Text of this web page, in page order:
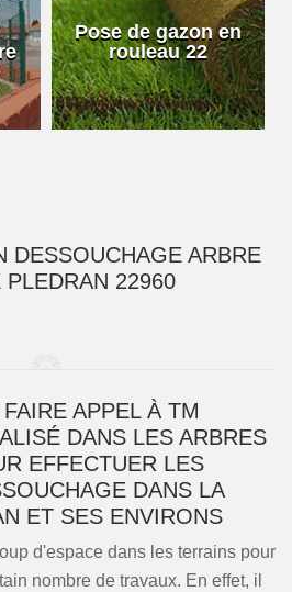
Pose de gazon en
rouleau 22
DESSOUCHAGE ARBRE
PLEDRAN 22960
APPEL À TM
DANS LES ARBRES
EFFECTUER LES
DANS LA
ET SES ENVIRONS
d'espace dans les terrains pour
nombre de travaux. En effet, il